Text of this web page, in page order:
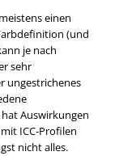
einen
(und
je nach
sehr
ungestrichenes
Auswirkungen
ICC-Profilen
nicht alles.